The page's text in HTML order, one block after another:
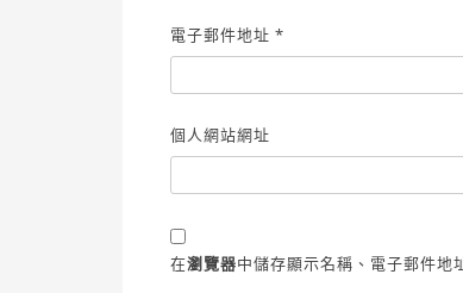
電子郵件地址*
個人網站網址
在瀏覽器中儲存顯示名稱、電子郵件地